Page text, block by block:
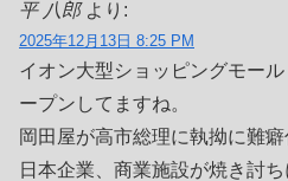
平 八郎 より:
2025年12月13日 8:25 PM
イオン大型ショッピングモー
ープンしてますね。
岡田屋が高市総理に執拗に難
日本企業、商業施設が焼き討